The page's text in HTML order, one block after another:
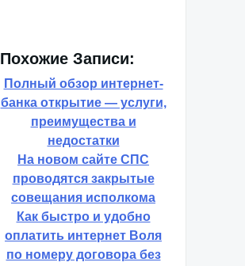
Похожие Записи:
Полный обзор интернет-
банка открытие — услуги,
преимущества и
недостатки
На новом сайте СПС
проводятся закрытые
совещания исполкома
Как быстро и удобно
оплатить интернет Воля
по номеру договора без